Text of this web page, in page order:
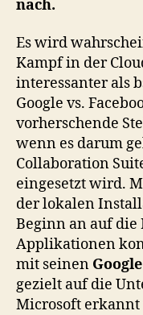
nach.
Es wird
Kampf in der
interessanter als
Google vs.
vorherschende
wenn es darum
Collaboration
eingesetzt wird.
der lokalen
Beginn an auf die
Applikationen
mit seinen
gezielt auf die
Microsoft erkannt